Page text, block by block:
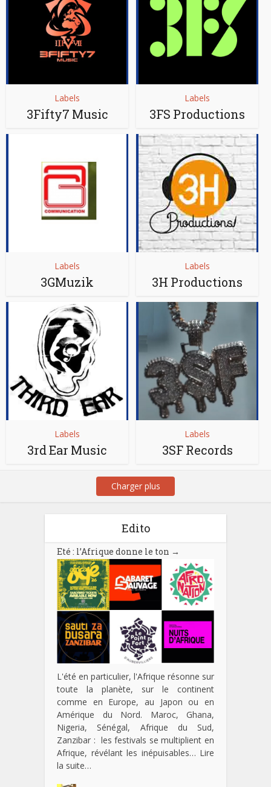
Labels
3Fifty7 Music
Labels
3FS Productions
Labels
3GMuzik
Labels
3H Productions
Labels
3rd Ear Music
Labels
3SF Records
Charger plus
Edito
Eté : l’Afrique donne le ton →
L'été en particulier, l'Afrique résonne sur
toute la planète, sur le continent
comme en Europe, au Japon ou en
Amérique du Nord. Maroc, Ghana,
Nigeria, Sénégal, Afrique du Sud,
Zanzibar : les festivals se multiplient en
Afrique, révélant les inépuisables… Lire
la suite…